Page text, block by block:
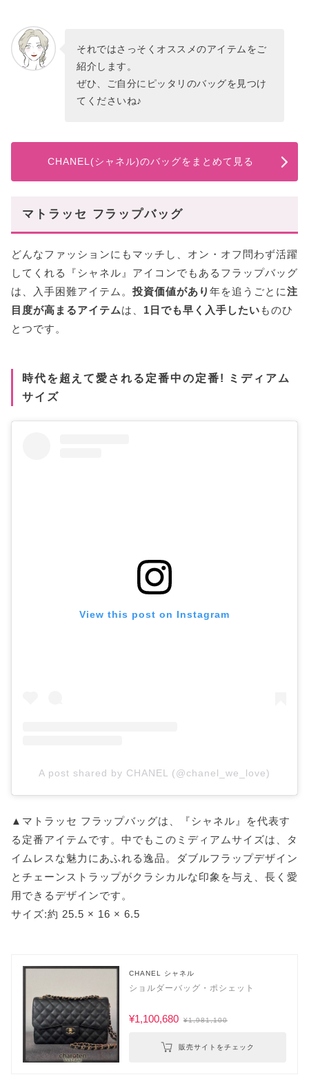
それではさっそくオススメのアイテムをご
紹介します。
ぜひ、ご自分にピッタリのバッグを見つけ
てくださいね♪
CHANEL(シャネル)のバッグをまとめて見る
マトラッセ フラップバッグ
どんなファッションにもマッチし、オン・オフ問わず活躍
してくれる『シャネル』アイコンでもあるフラップバッグ
は、入手困難アイテム。 投資価値があり 年を追うごとに注
目度が高まるアイテムは、 1日でも早く入手したい ものひ
とつです。
時代を超えて愛される定番中の定番! ミディアム
サイズ
View this post on Instagram
A post shared by CHANEL (@chanel_we_love)
▲マトラッセ フラップバッグは、『シャネル』を代表す
る定番アイテムです。中でもこのミディアムサイズは、タ
イムレスな魅力にあふれる逸品。ダブルフラップデザイン
とチェーンストラップがクラシカルな印象を与え、長く愛
用できるデザインです。
サイズ:約 25.5 × 16 × 6.5
CHANEL シャネル
ショルダーバッグ・ポシェット
¥1,100,680 ¥1,981,100
販売サイトをチェック